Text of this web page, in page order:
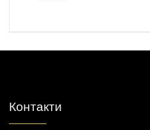
Контакти